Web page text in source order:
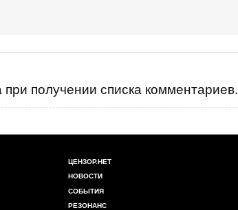
получении списка комментариев.
ЦЕНЗОР.НЕТ
НОВОСТИ
СОБЫТИЯ
РЕЗОНАНС